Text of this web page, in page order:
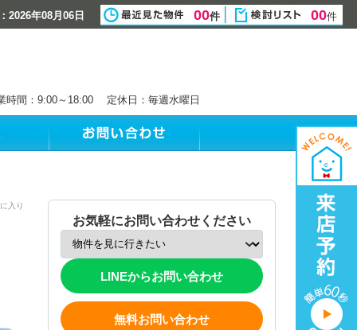
2026年08月06日 00件 00件
時間：9:00～18:00 定休日：毎週水曜日
入り
お気軽にお問い合わせください
LINEからお問い合わせ
無料お問い合わせ